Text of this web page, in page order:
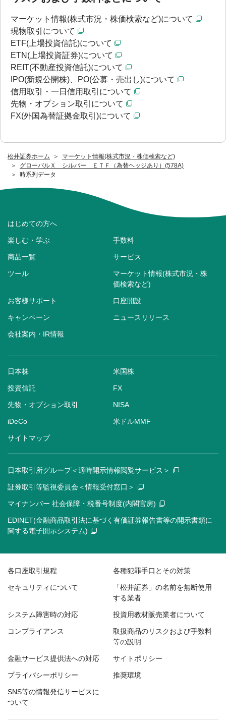
松井証券ホーム
マーケット情報(株式市況・株価検索など)
グローバルＸ シルバー ＥＴＦ（為替ヘッジあり）(578A)
時系列データ
マーケット情報(株式市況・株価検索など)について
現物取引について
ETF(上場投資信託)について
ETN(上場投資証券)について
REIT(不動産投資信託)について
IPO(新規公開株)、PO(公募・売出し)について
信用取引・一日信用取引について
先物・オプション取引について
FX(外国為替証拠金取引)について
はじめての方へ
楽しむ・学ぶ 手数料
商品一覧 サービス
ツール
マーケット情報(株式市況・株
価検索など)
お客様サポート 口座開設
キャンペーン ニュースリリース
会社案内・IR情報
日本株 米国株
投資信託 FX
先物・オプション取引 NISA
iDeCo 米ドルMMF
サイトマップ
日本取引所グループ＜適時開示情報閲覧サービス＞
証券取引等監視委員会＜情報受付窓口＞
マイナンバー 社会保障・税番号制度(内閣官房)
EDINET(金融商品取引法に基づく有価証券報告書等の開示書類に
関する電子開示システム)
各口座取引規程 各種犯罪手口とその対策
セキュリティについて
「松井証券」の名前を無断使用
する業者
システム障害時の対応 投資用教材販売業者について
コンプライアンス
取扱商品のリスクおよび手数料
等の説明
金融サービス提供法への対応 サイトポリシー
プライバシーポリシー 推奨環境
SNS等の情報発信サービスに
ついて